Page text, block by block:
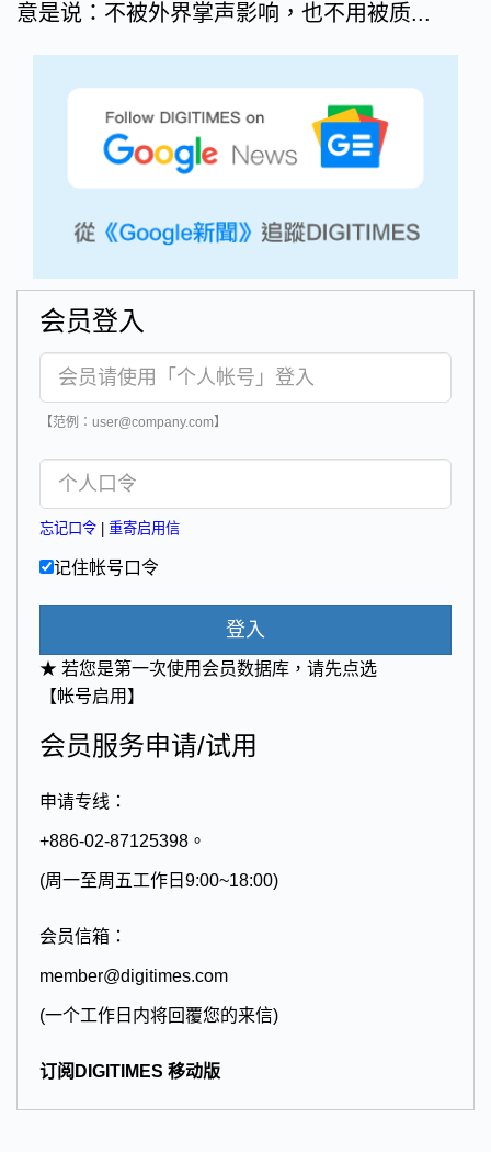
意是说：不被外界掌声影响，也不用被质...
会员登入
【范例：user@company.com】
忘记口令 重寄启用信
记住帐号口令
登入
★ 若您是第一次使用会员数据库，请先点选
【帐号启用】
会员服务申请/试用
申请专线：
+886-02-87125398。
(周一至周五工作日9:00~18:00)
会员信箱：
member@digitimes.com
(一个工作日内将回覆您的来信)
订阅DIGITIMES 移动版